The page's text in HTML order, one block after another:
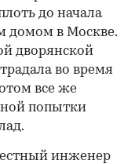
до начала
домом в Москве.
дворянской
во время
все же
попытки
инженер